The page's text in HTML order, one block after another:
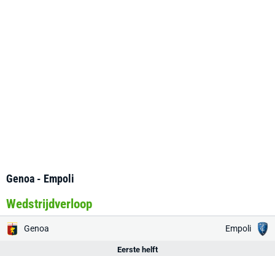
Genoa - Empoli
Wedstrijdverloop
Genoa Empoli
Eerste helft